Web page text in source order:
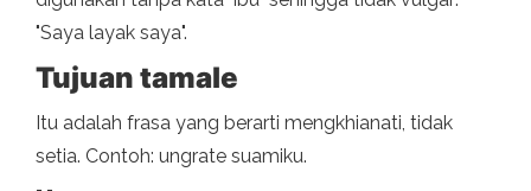
"Saya layak saya".
Tujuan tamale
Itu adalah frasa yang berarti mengkhianati, tidak
setia. Contoh: ungrate suamiku.